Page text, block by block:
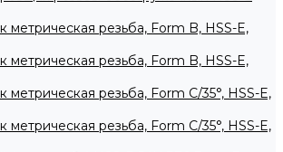
резьба, Form B, HSS-E,
резьба, Form B, HSS-E,
резьба, Form С/35°, HSS-E,
резьба, Form С/35°, HSS-E,